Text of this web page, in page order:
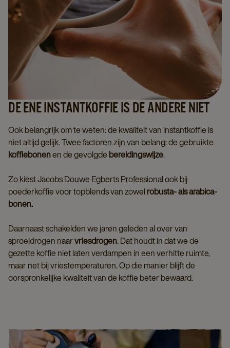
DE ENE INSTANTKOFFIE IS DE ANDERE NIET
Ook belangrijk om te weten: de kwaliteit van instantkoffie is
niet altijd gelijk. Twee factoren zijn van belang: de gebruikte
koffiebonenen de gevolgde bereidingswijze.
Zo kiest Jacobs Douwe Egberts Professional ook bij
poederkoffie voor topblends van zowelrobusta- als arabica-
bonen.
Daarnaast schakelden we jaren geleden al over van
sproeidrogen naarvriesdrogen. Dat houdt in dat we de
gezette koffie niet laten verdampen in een verhitte ruimte,
maar net bij vriestemperaturen. Op die manier blijft de
oorspronkelijke kwaliteit van de koffie beter bewaard.